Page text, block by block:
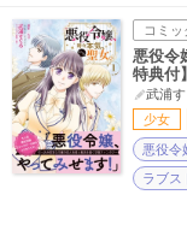
コミッ
悪役令
特典付】
武浦
少女
悪役令
ラブス